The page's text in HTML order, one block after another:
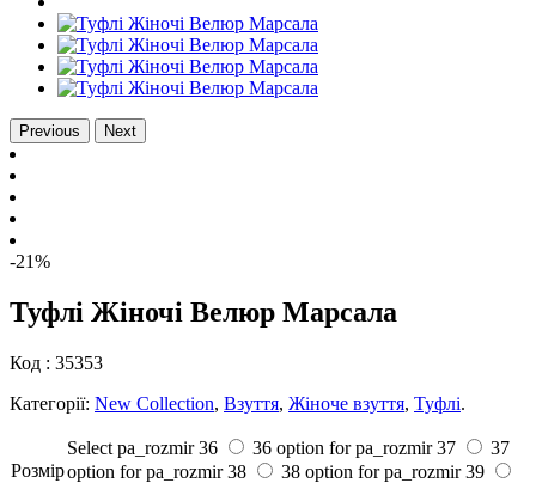
Previous Next
-21%
Туфлі Жіночі Велюр Марсала
Код : 35353
Категорії: New Collection, Взуття, Жіноче взуття, Туфлі.
Розмiр
Select pa_rozmir 36 36 option for pa_rozmir 37
37
option for pa_rozmir 38 38 option for pa_rozmir 39